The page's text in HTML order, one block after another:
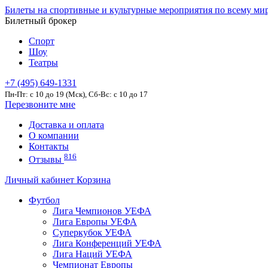
Билеты на спортивные и культурные мероприятия по всему
Билетный брокер
Спорт
Шоу
Театры
+7 (495) 649-1331
Пн-Пт: c 10 до 19 (Мск), Сб-Вс: с 10 до 17
Перезвоните мне
Доставка и оплата
О компании
Контакты
Отзывы 816
Личный кабинет Корзина
Футбол
Лига Чемпионов УЕФА
Лига Европы УЕФА
Суперкубок УЕФА
Лига Конференций УЕФА
Лига Наций УЕФА
Чемпионат Европы